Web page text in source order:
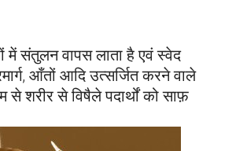
में संतुलन वापस लाता है एवं स्वेद
आँतों आदि उत्सर्जित करने वाले
से शरीर से विषैले पदार्थों को साफ़